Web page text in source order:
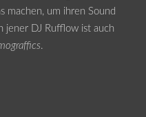
machen, um ihren Sound
jener DJ Rufflow ist auch
.